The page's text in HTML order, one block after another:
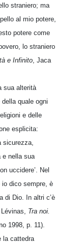
straniero; ma
al mio potere,
potere come
lo straniero
e Infinito , Jaca
sua alterità
quale ogni
e delle
esplicita:
sicurezza,
e nella sua
uccidere’. Nel
io dico sempre, è
di Dio. In altri c’è
Tra noi.
1998, p. 11).
la cattedra